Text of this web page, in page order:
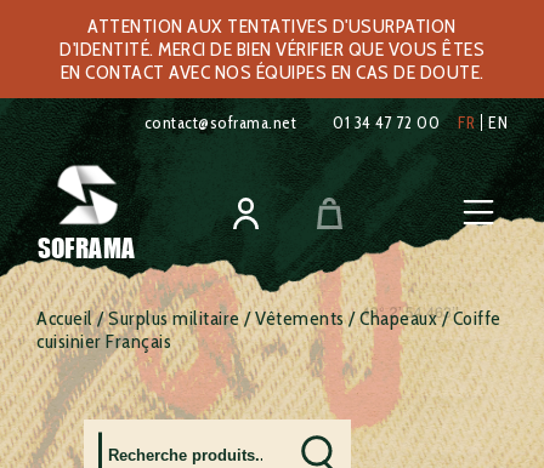
ATTENTION AUX TENTATIVES D'USURPATION
D'IDENTITÉ. MERCI DE BIEN VÉRIFIER QUE VOUS ÊTES
EN CONTACT AVEC NOS ÉQUIPES EN CAS DE DOUTE.
contact@soframa.net 01 34 47 72 00 FR EN
SOFRAMA
Accueil/Surplus militaire/Vêtements/Chapeaux/ Coiffe
cuisinier Français